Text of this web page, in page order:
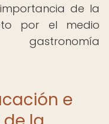
de la
por el medio
e